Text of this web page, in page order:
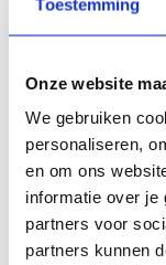
Toestemming
Onze website
We gebruiken
personaliseren,
en om ons
informatie over je
partners voor
partners kunnen
Heb je een
Stuur ons een
Specificaties